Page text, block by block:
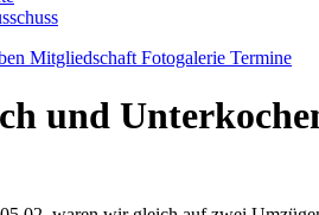
Mitgliedschaft Fotogalerie Termine
und